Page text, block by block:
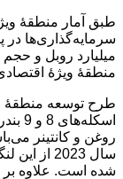
طبق آمار منطقۀ
میلیارد روبل و
منطقۀ ویژۀ اقتصادی بندری به
طرح توسعه منطقۀ
روغن و کانتینر
سال 2023